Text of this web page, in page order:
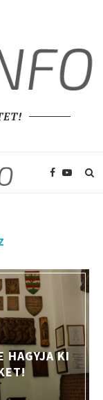
HAGYJA KI